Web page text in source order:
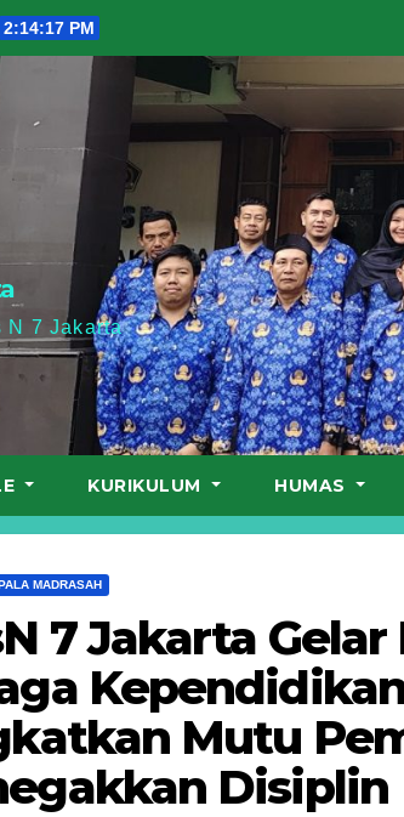
2:14:18 PM
N 7 Jakarta
KURIKULUM HUMAS
MADRASAH
7 Jakarta
Mutu
Disiplin